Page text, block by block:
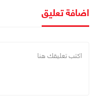
اضافة تعليق